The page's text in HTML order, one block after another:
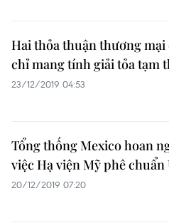
Hai thỏa thuận thương mại
chỉ mang tính giải tỏa tạm
23/12/2019 04:53
Tổng thống Mexico hoan
việc Hạ viện Mỹ phê chuẩn
20/12/2019 07:20